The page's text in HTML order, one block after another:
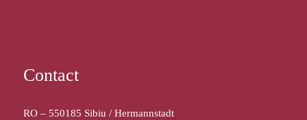
Contact
RO – 550185 Sibiu / Hermannstadt